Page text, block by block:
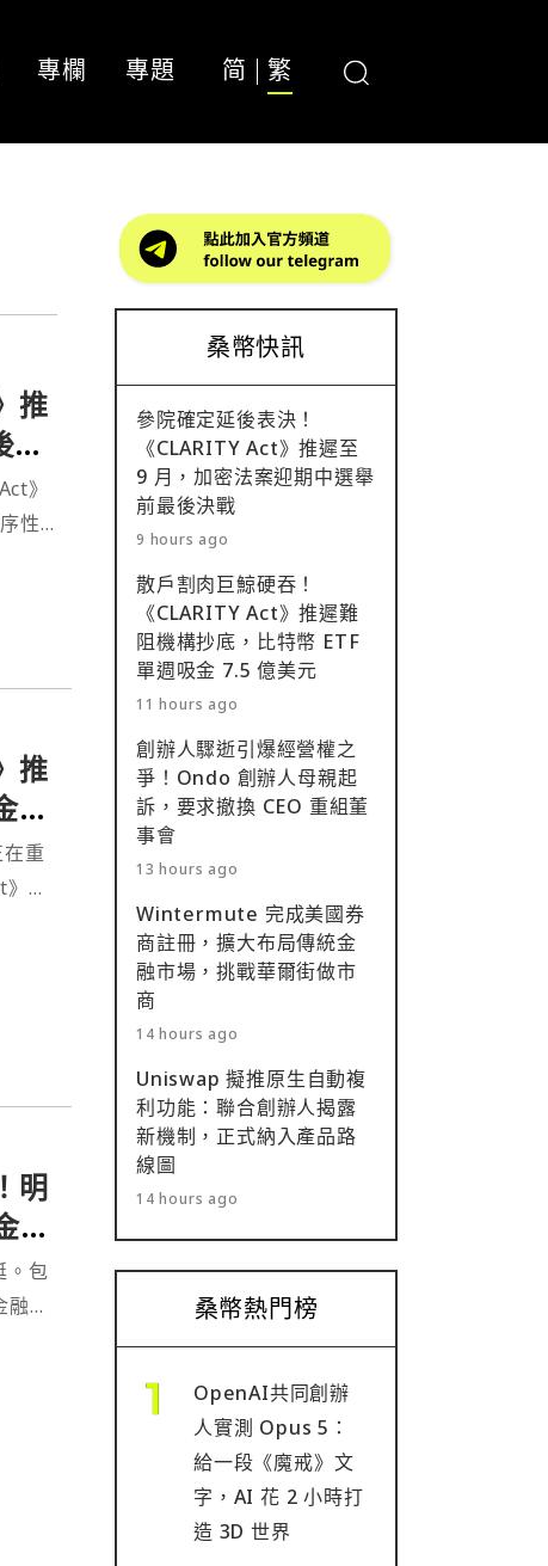
專欄 專題 简 繁
推
決
》
性
推
重
立
明
融
。包
巨
桑幣快訊
參院確定延後表決！
《CLARITY Act》推遲至
9 月，加密法案迎期中選舉
前最後決戰
9 hours ago
散戶割肉巨鯨硬吞！
《CLARITY Act》推遲難
阻機構抄底，比特幣 ETF
單週吸金 7.5 億美元
11 hours ago
創辦人驟逝引爆經營權之
爭！Ondo 創辦人母親起
訴，要求撤換 CEO 重組董
事會
13 hours ago
Wintermute 完成美國券
商註冊，擴大布局傳統金
融市場，挑戰華爾街做市
商
14 hours ago
Uniswap 擬推原生自動複
利功能：聯合創辦人揭露
新機制，正式納入產品路
線圖
14 hours ago
桑幣熱門榜
OpenAI共同創辦
人實測 Opus 5：
給一段《魔戒》文
字，AI 花 2 小時打
造 3D 世界